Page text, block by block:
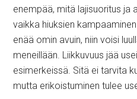
enempää, mitä lajisuoritus ja
vaikka hiuksien
enää omin avuin, niin voisi
meneillään. Liikkuvuus jää
esimerkeissä. Sitä ei tarvita
mutta erikoistuminen tulee